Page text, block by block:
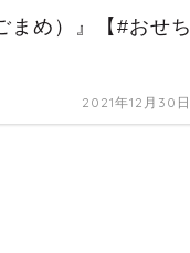
まめ）』【#おせち
2021年12月30日